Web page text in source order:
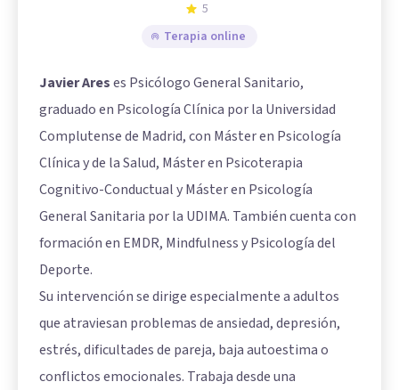
5
Terapia online
Javier Areses Psicólogo General Sanitario,
graduado en Psicología Clínica por la Universidad
Complutense de Madrid, con Máster en Psicología
Clínica y de la Salud, Máster en Psicoterapia
Cognitivo-Conductual y Máster en Psicología
General Sanitaria por la UDIMA. También cuenta con
formación en EMDR, Mindfulness y Psicología del
Deporte.
Su intervención se dirige especialmente a adultos
que atraviesan problemas de ansiedad, depresión,
estrés, dificultades de pareja, baja autoestima o
conflictos emocionales. Trabaja desde una